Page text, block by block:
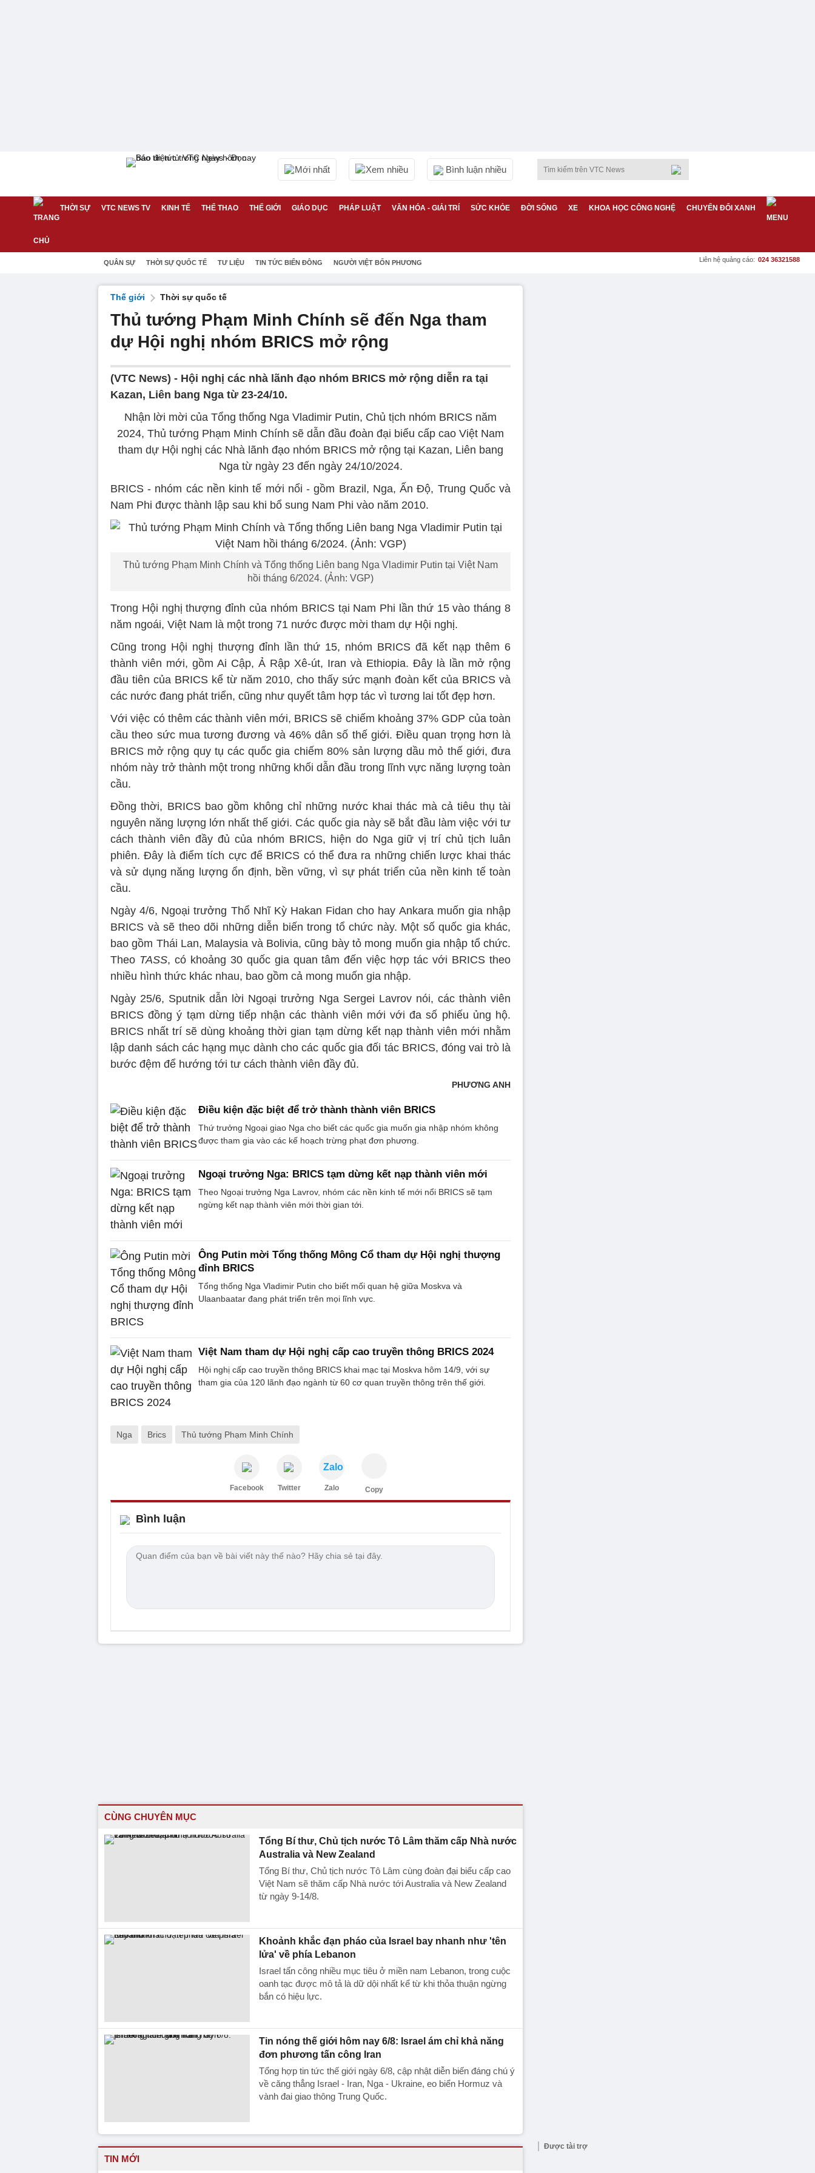
Mới nhất Xem nhiều Bình luận nhiều
THỜI SỰ VTC NEWS TV KINH TẾ THỂ THAO THẾ GIỚI GIÁO DỤC PHÁP LUẬT VĂN HÓA - GIẢI TRÍ SỨC KHỎE ĐỜI SỐNG XE KHOA HỌC CÔNG NGHỆ CHUYỂN ĐỔI XANH
QUÂN SỰ THỜI SỰ QUỐC TẾ TƯ LIỆU TIN TỨC BIỂN ĐÔNG NGƯỜI VIỆT BỐN PHƯƠNG Liên hệ quảng cáo: 024 36321588
Thế giới Thời sự quốc tế
Thủ tướng Phạm Minh Chính sẽ đến Nga tham
dự Hội nghị nhóm BRICS mở rộng
(VTC News) - Hội nghị các nhà lãnh đạo nhóm BRICS mở rộng diễn ra tại
Kazan, Liên bang Nga từ 23-24/10.
Nhận lời mời của Tổng thống Nga Vladimir Putin, Chủ tịch nhóm BRICS năm
2024, Thủ tướng Phạm Minh Chính sẽ dẫn đầu đoàn đại biểu cấp cao Việt Nam
tham dự Hội nghị các Nhà lãnh đạo nhóm BRICS mở rộng tại Kazan, Liên bang
Nga từ ngày 23 đến ngày 24/10/2024.
BRICS - nhóm các nền kinh tế mới nổi - gồm Brazil, Nga, Ấn Độ, Trung Quốc và
Nam Phi được thành lập sau khi bổ sung Nam Phi vào năm 2010.
Thủ tướng Phạm Minh Chính và Tổng thống Liên bang Nga Vladimir Putin tại Việt Nam
hồi tháng 6/2024. (Ảnh: VGP)
Trong Hội nghị thượng đỉnh của nhóm BRICS tại Nam Phi lần thứ 15 vào tháng 8
năm ngoái, Việt Nam là một trong 71 nước được mời tham dự Hội nghị.
Cũng trong Hội nghị thượng đỉnh lần thứ 15, nhóm BRICS đã kết nạp thêm 6
thành viên mới, gồm Ai Cập, Ả Rập Xê-út, Iran và Ethiopia. Đây là lần mở rộng
đầu tiên của BRICS kể từ năm 2010, cho thấy sức mạnh đoàn kết của BRICS và
các nước đang phát triển, cũng như quyết tâm hợp tác vì tương lai tốt đẹp hơn.
Với việc có thêm các thành viên mới, BRICS sẽ chiếm khoảng 37% GDP của toàn
cầu theo sức mua tương đương và 46% dân số thế giới. Điều quan trọng hơn là
BRICS mở rộng quy tụ các quốc gia chiếm 80% sản lượng dầu mỏ thế giới, đưa
nhóm này trở thành một trong những khối dẫn đầu trong lĩnh vực năng lượng toàn
cầu.
Đồng thời, BRICS bao gồm không chỉ những nước khai thác mà cả tiêu thụ tài
nguyên năng lượng lớn nhất thế giới. Các quốc gia này sẽ bắt đầu làm việc với tư
cách thành viên đầy đủ của nhóm BRICS, hiện do Nga giữ vị trí chủ tịch luân
phiên. Đây là điểm tích cực để BRICS có thể đưa ra những chiến lược khai thác
và sử dụng năng lượng ổn định, bền vững, vì sự phát triển của nền kinh tế toàn
cầu.
Ngày 4/6, Ngoại trưởng Thổ Nhĩ Kỳ Hakan Fidan cho hay Ankara muốn gia nhập
BRICS và sẽ theo dõi những diễn biến trong tổ chức này. Một số quốc gia khác,
bao gồm Thái Lan, Malaysia và Bolivia, cũng bày tỏ mong muốn gia nhập tổ chức.
Theo TASS, có khoảng 30 quốc gia quan tâm đến việc hợp tác với BRICS theo
nhiều hình thức khác nhau, bao gồm cả mong muốn gia nhập.
Ngày 25/6, Sputnik dẫn lời Ngoại trưởng Nga Sergei Lavrov nói, các thành viên
BRICS đồng ý tạm dừng tiếp nhận các thành viên mới với đa số phiếu ủng hộ.
BRICS nhất trí sẽ dùng khoảng thời gian tạm dừng kết nạp thành viên mới nhằm
lập danh sách các hạng mục dành cho các quốc gia đối tác BRICS, đóng vai trò là
bước đệm để hướng tới tư cách thành viên đầy đủ.
PHƯƠNG ANH
Điều kiện đặc biệt để trở thành thành viên BRICS
Thứ trưởng Ngoại giao Nga cho biết các quốc gia muốn gia nhập nhóm không
được tham gia vào các kế hoạch trừng phạt đơn phương.
Ngoại trưởng Nga: BRICS tạm dừng kết nạp thành viên mới
Theo Ngoại trưởng Nga Lavrov, nhóm các nền kinh tế mới nổi BRICS sẽ tạm
ngừng kết nạp thành viên mới thời gian tới.
Ông Putin mời Tổng thống Mông Cổ tham dự Hội nghị thượng
đỉnh BRICS
Tổng thống Nga Vladimir Putin cho biết mối quan hệ giữa Moskva và
Ulaanbaatar đang phát triển trên mọi lĩnh vực.
Việt Nam tham dự Hội nghị cấp cao truyền thông BRICS 2024
Hội nghị cấp cao truyền thông BRICS khai mạc tại Moskva hôm 14/9, với sự
tham gia của 120 lãnh đạo ngành từ 60 cơ quan truyền thông trên thế giới.
Nga Brics Thủ tướng Phạm Minh Chính
Facebook Twitter
Zalo
Zalo Copy
Bình luận
CÙNG CHUYÊN MỤC
Tổng Bí thư, Chủ tịch nước Tô Lâm thăm cấp Nhà nước
Australia và New Zealand
Tổng Bí thư, Chủ tịch nước Tô Lâm cùng đoàn đại biểu cấp cao
Việt Nam sẽ thăm cấp Nhà nước tới Australia và New Zealand
từ ngày 9-14/8.
Khoảnh khắc đạn pháo của Israel bay nhanh như 'tên
lửa' về phía Lebanon
Israel tấn công nhiều mục tiêu ở miền nam Lebanon, trong cuộc
oanh tạc được mô tả là dữ dội nhất kể từ khi thỏa thuận ngừng
bắn có hiệu lực.
Tin nóng thế giới hôm nay 6/8: Israel ám chỉ khả năng
đơn phương tấn công Iran
Tổng hợp tin tức thế giới ngày 6/8, cập nhật diễn biến đáng chú ý
về căng thẳng Israel - Iran, Nga - Ukraine, eo biển Hormuz và
vành đai giao thông Trung Quốc.
TIN MỚI
Được tài trợ